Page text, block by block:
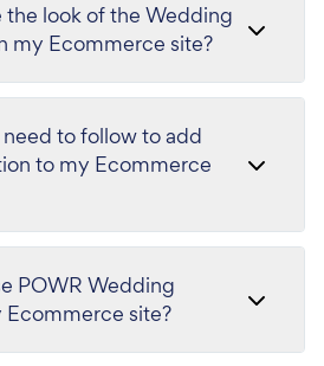
the look of the Wedding
my Ecommerce site?
to follow to add
to my Ecommerce
POWR Wedding
site?